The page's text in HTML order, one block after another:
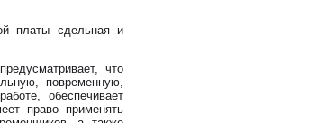
платы сдельная и
что
повременную,
обеспечивает
право применять